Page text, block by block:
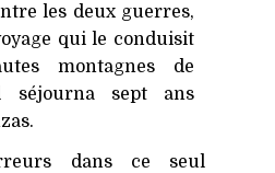
les deux guerres,
qui le conduisit
montagnes de
séjourna sept ans
dans ce seul